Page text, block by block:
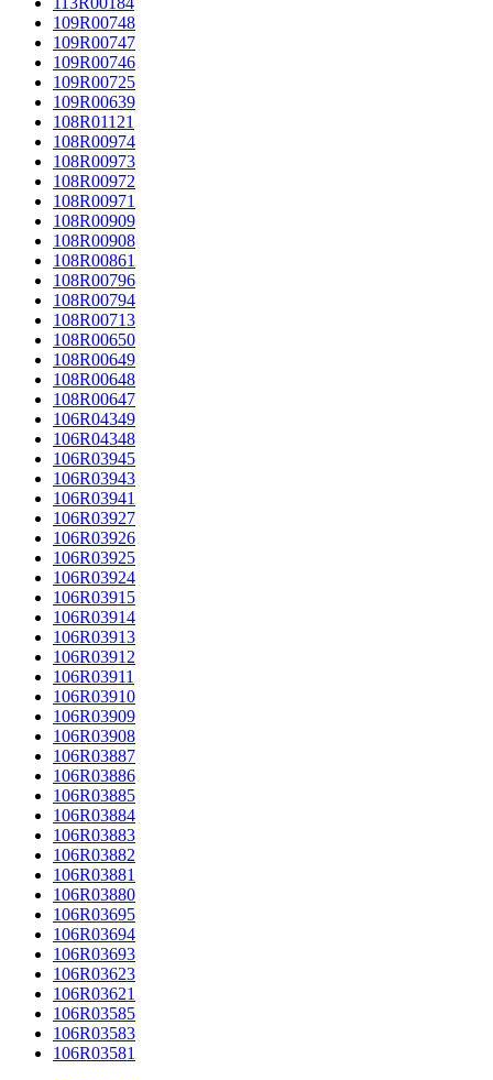
109R00748
109R00747
109R00746
109R00725
109R00639
108R01121
108R00974
108R00973
108R00972
108R00971
108R00909
108R00908
108R00861
108R00796
108R00794
108R00713
108R00650
108R00649
108R00648
108R00647
106R04349
106R04348
106R03945
106R03943
106R03941
106R03927
106R03926
106R03925
106R03924
106R03915
106R03914
106R03913
106R03912
106R03911
106R03910
106R03909
106R03908
106R03887
106R03886
106R03885
106R03884
106R03883
106R03882
106R03881
106R03880
106R03695
106R03694
106R03693
106R03623
106R03621
106R03585
106R03583
106R03581